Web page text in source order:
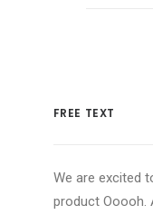
FREE TEXT
We are excited
product Ooooh.